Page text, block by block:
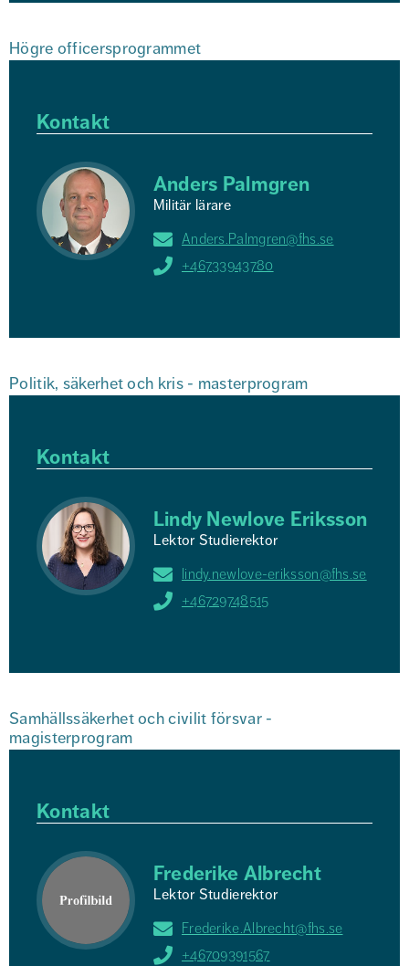
Högre officersprogrammet
Kontakt
Anders Palmgren
Militär lärare
Anders.Palmgren@fhs.se
+46733943780
Politik, säkerhet och kris - masterprogram
Kontakt
Lindy Newlove Eriksson
Lektor Studierektor
lindy.newlove-eriksson@fhs.se
+46729748515
Samhällssäkerhet och civilit försvar -
magisterprogram
Kontakt
Frederike Albrecht
Lektor Studierektor
Frederike.Albrecht@fhs.se
+46709391567